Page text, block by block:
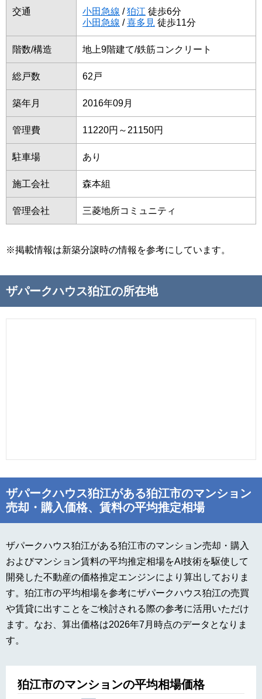
交通 小田急線 /狛江 徒歩6分
小田急線 /喜多見 徒歩11分
階数/構造 地上9階建て/鉄筋コンクリート
総戸数 62戸
築年月 2016年09月
管理費 11220円～21150円
駐車場 あり
施工会社 森本組
管理会社 三菱地所コミュニティ
※掲載情報は新築分譲時の情報を参考にしています。
ザパークハウス狛江の所在地
ザパークハウス狛江がある狛江市のマンション
売却・購入価格、賃料の平均推定相場
ザパークハウス狛江がある狛江市のマンション売却・購入
およびマンション賃料の平均推定相場をAI技術を駆使して
開発した不動産の価格推定エンジンにより算出しておりま
す。狛江市の平均相場を参考にザパークハウス狛江の売買
や賃貸に出すことをご検討される際の参考に活用いただけ
ます。なお、算出価格は2026年7月時点のデータとなりま
す。
狛江市のマンションの平均相場価格